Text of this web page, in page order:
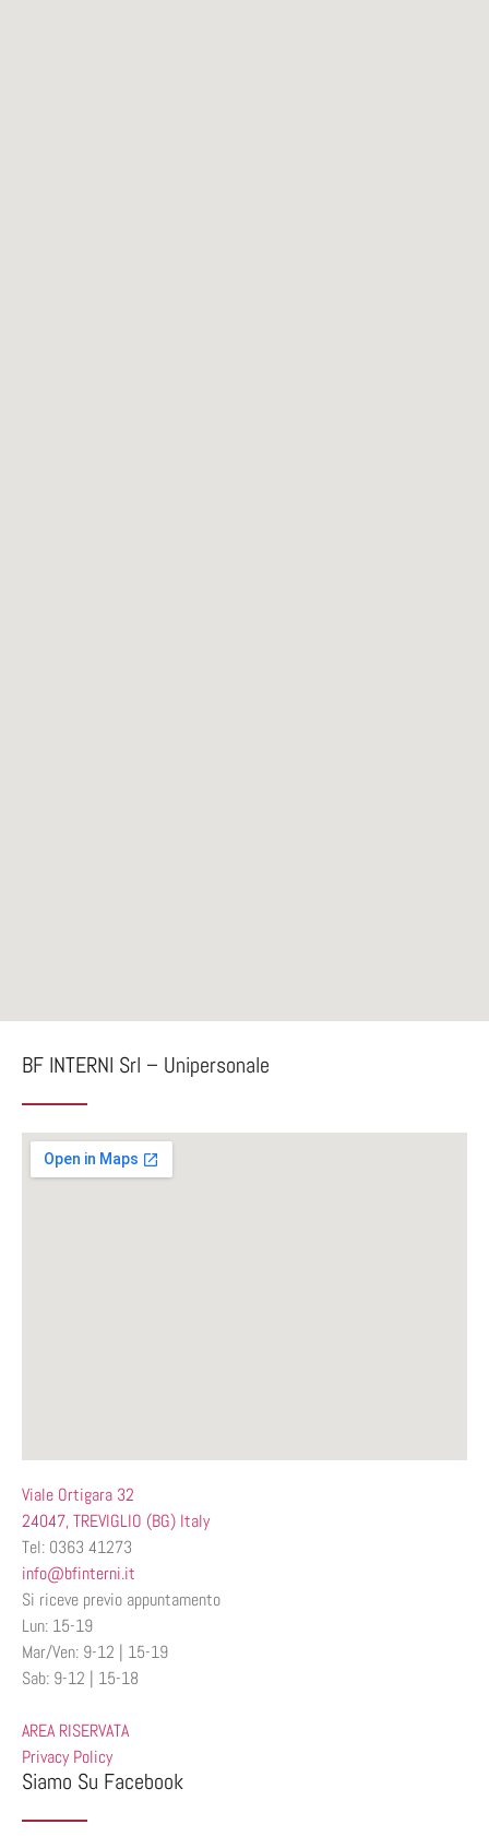
BF INTERNI Srl – Unipersonale
Viale Ortigara 32
24047, TREVIGLIO (BG) Italy
Tel: 0363 41273
info@bfinterni.it
Si riceve previo appuntamento
Lun: 15-19
Mar/Ven: 9-12 | 15-19
Sab: 9-12 | 15-18
AREA RISERVATA
Privacy Policy
Siamo Su Facebook